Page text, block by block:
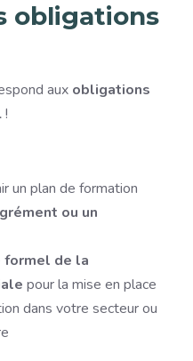
obligations
aux obligations
!
un plan de formation
ou un
formel de la
pour la mise en place
dans votre secteur ou